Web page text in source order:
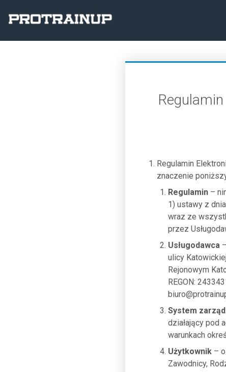
Regulamin
znaczenie
Regulamin–
1) ustawy z
wraz ze
przez
Usługodawca
ulicy
Rejonowym
REGON:
System
działający pod
warunkach
Użytkownik–
Zawodnicy,